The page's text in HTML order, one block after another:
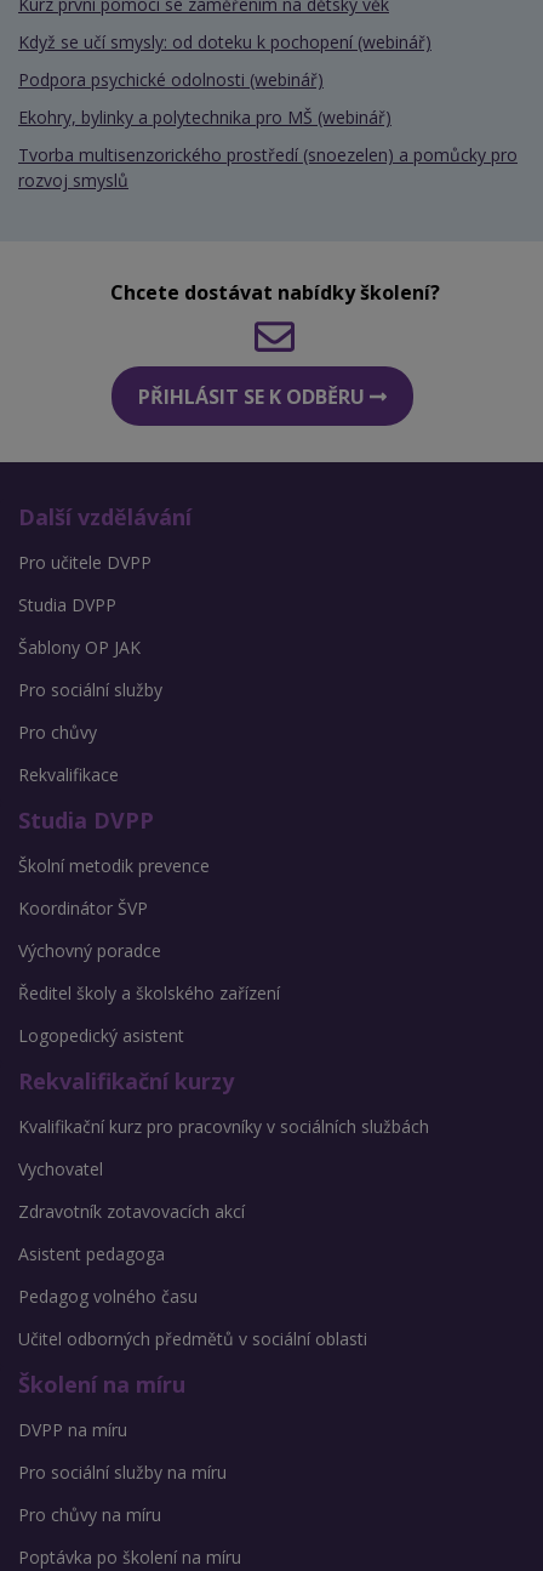
Když se učí smysly: od doteku k pochopení (webinář)
Podpora psychické odolnosti (webinář)
Ekohry, bylinky a polytechnika pro MŠ (webinář)
Tvorba multisenzorického prostředí (snoezelen) a pomůcky pro
rozvoj smyslů
Chcete dostávat nabídky školení?
PŘIHLÁSIT SE K ODBĚRU
Další vzdělávání
Pro učitele DVPP
Studia DVPP
Šablony OP JAK
Pro sociální služby
Pro chůvy
Rekvalifikace
Studia DVPP
Školní metodik prevence
Koordinátor ŠVP
Výchovný poradce
Ředitel školy a školského zařízení
Logopedický asistent
Rekvalifikační kurzy
Kvalifikační kurz pro pracovníky v sociálních službách
Vychovatel
Zdravotník zotavovacích akcí
Asistent pedagoga
Pedagog volného času
Učitel odborných předmětů v sociální oblasti
Školení na míru
DVPP na míru
Pro sociální služby na míru
Pro chůvy na míru
Poptávka po školení na míru